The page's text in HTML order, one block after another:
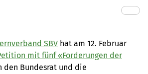
SBV hat am 12. Februar
mit fünf «Forderungen der
den Bundesrat und die